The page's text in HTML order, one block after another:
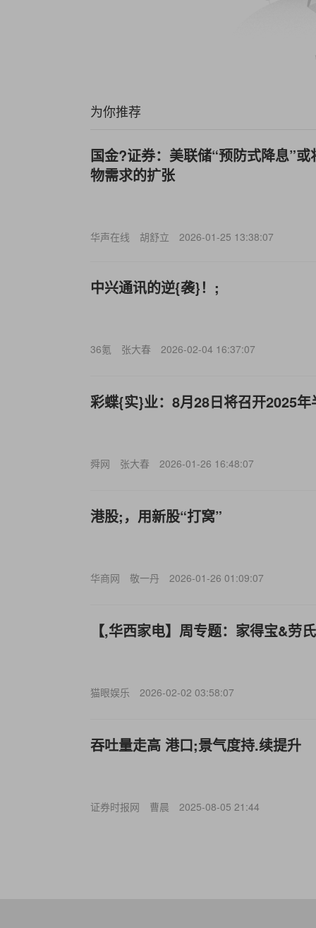
为你推荐
国金?证券：美联储“预防式降息”
物需求的扩张
华声在线 胡舒立 2026-01-25 13:38:07
中兴通讯的逆{袭}！;
36氪 张大春 2026-02-04 16:37:07
彩蝶{实}业：8月28日将召开2025
舜网 张大春 2026-01-26 16:48:07
港股;，用新股“打窝”
华商网 敬一丹 2026-01-26 01:09:07
【,华西家电】周专题：家得宝&劳
猫眼娱乐 2026-02-02 03:58:07
吞吐量走高 港口;景气度持.续提升
证券时报网 曹晨 2025-08-05 21:44